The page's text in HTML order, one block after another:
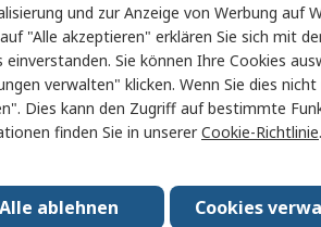
SOIC
8.85V
und zur Anzeige von Werbung auf
"Alle akzeptieren" erklären Sie sich mit
einverstanden. Sie können Ihre Cookies
verwalten" klicken. Wenn Sie dies
Dies kann den Zugriff auf bestimmte
finden Sie in unsererCookie-Richtlinie.
Cookies
Alle ablehnen